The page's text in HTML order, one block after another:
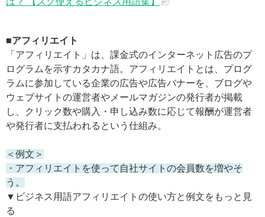
■アフィリエイト
「アフィリエイト」は、課金式のインターネット広告のプ
ログラムを示すカタカナ語。アフィリエイトとは、プログ
ラムに参加している企業の広告や広告バナーを、ブログや
ウェブサイトの運営者やメールマガジンの発行者が掲載
し、クリック数や購入・申し込み数に応じて報酬が運営者
や発行者に支払われるという仕組み。
＜例文＞
・アフィリエイトを使って自社サイトの会員数を増やそ
う。
▼ビジネス用語アフィリエイトの使い方と例文をもっと見
る